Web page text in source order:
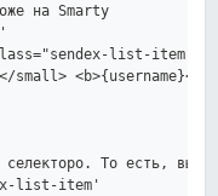
на Smarty
list-item">'
small> <b>{username}</
То есть,
list-item'